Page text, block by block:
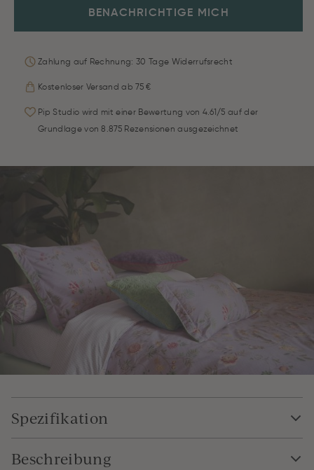
BENACHRICHTIGE MICH
Zahlung auf Rechnung: 30 Tage Widerrufsrecht
Kostenloser Versand ab 75 €
Pip Studio wird mit einer Bewertung von 4.61/5 auf der
Grundlage von 8.875 Rezensionen ausgezeichnet
Spezifikation
Beschreibung